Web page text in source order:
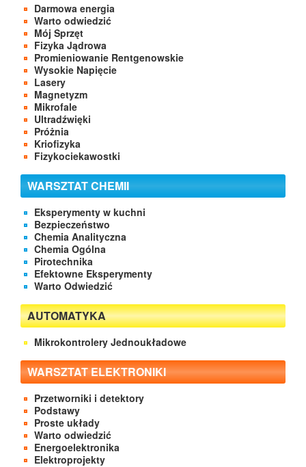
Darmowa energia
Warto odwiedzić
Mój Sprzęt
Fizyka Jądrowa
Promieniowanie Rentgenowskie
Wysokie Napięcie
Lasery
Magnetyzm
Mikrofale
Ultradźwięki
Próżnia
Kriofizyka
Fizykociekawostki
WARSZTAT CHEMII
Eksperymenty w kuchni
Bezpieczeństwo
Chemia Analityczna
Chemia Ogólna
Pirotechnika
Efektowne Eksperymenty
Warto Odwiedzić
AUTOMATYKA
Mikrokontrolery Jednoukładowe
WARSZTAT ELEKTRONIKI
Przetworniki i detektory
Podstawy
Proste układy
Warto odwiedzić
Energoelektronika
Elektroprojekty